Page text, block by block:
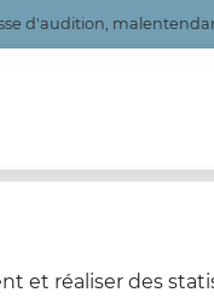
et réaliser des
d'audition,